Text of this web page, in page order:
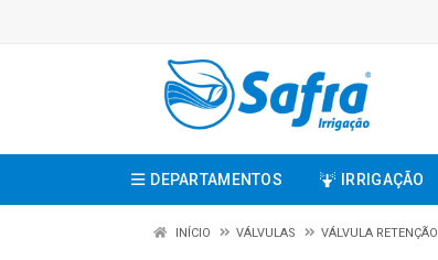
DEPARTAMENTOS IRRIGAÇÃO
INÍCIO VÁLVULAS VÁLVULA RETENÇÃO